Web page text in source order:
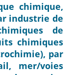
chimique,
industrie de
de
chimiques
par
mer/voies